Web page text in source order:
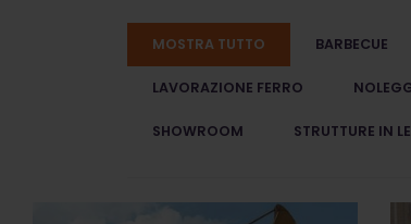
MOSTRA TUTTO BARBECUE
LAVORAZIONE FERRO
SHOWROOM STRUTTURE IN